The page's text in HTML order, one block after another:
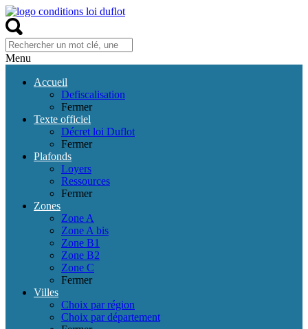
Menu
Accueil
Defiscalisation
Fermer
Texte officiel
Décret loi Duflot
Fermer
Plafonds
Loyers
Ressources
Fermer
Zones
Zone A
Zone A bis
Zone B1
Zone B2
Zone C
Fermer
Villes
Choix par région
Choix par département